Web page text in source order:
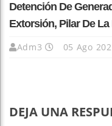
Detención De
Extorsión, Pilar De
Adm3 05 Ago
DEJA UNA